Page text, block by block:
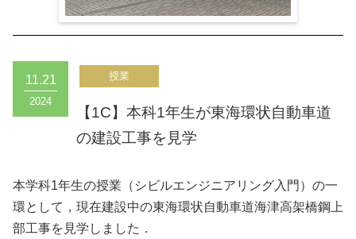
11.21
2024
【1C】本科1年生が東海環状自動車道
の建設工事を見学
本学科1年生の授業（シビルエンジニアリング入門）の一
環として，現在建設中の東海環状自動車道海津高架橋鋼上
部工事を見学しました．